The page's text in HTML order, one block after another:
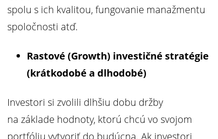
spolu s ich kvalitou, fungovanie manažmentu
spoločnosti atď.
Rastové (Growth) investičné stratégie
(krátkodobé a dlhodobé)
Investori si zvolili dlhšiu dobu držby
na základe hodnoty, ktorú chcú vo svojom